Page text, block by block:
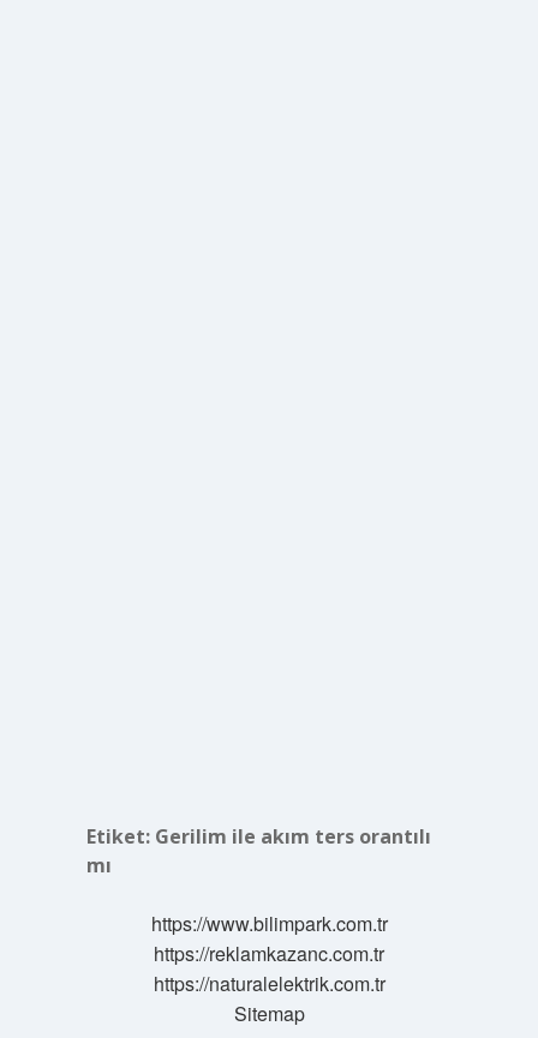
Etiket: Gerilim ile akım ters orantılı
mı
https://www.bilimpark.com.tr
https://reklamkazanc.com.tr
https://naturalelektrik.com.tr
Sitemap